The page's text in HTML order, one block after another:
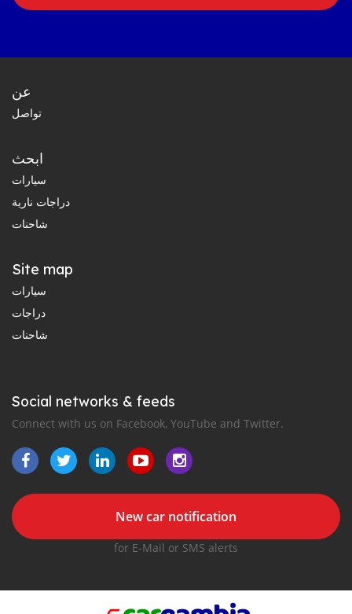
عن
تواصل
ابحث
سيارات
دراجات نارية
شاحنات
Site map
سيارات
دراجات
شاحنات
Social networks & feeds
Connect with us on Facebook, YouTube and Twitter.
New car notification
for E-Mail or SMS alerts